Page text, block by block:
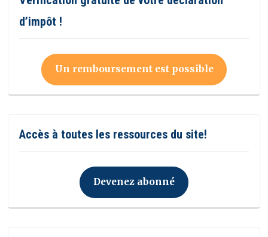
d’impôt !
Un remboursement est possible
Accès à toutes les ressources du site!
Devenez abonné